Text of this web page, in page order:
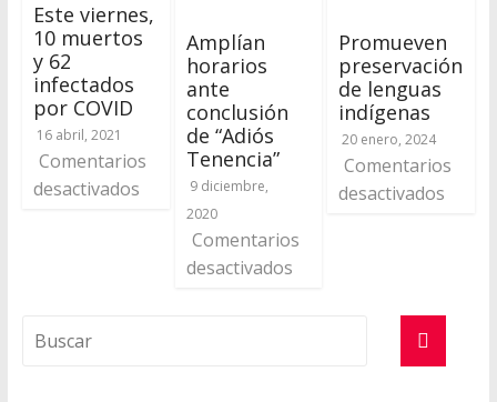
Este viernes,
10 muertos
y 62
infectados
por COVID
16 abril, 2021
Comentarios
desactivados
Amplían
horarios
ante
conclusión
de “Adiós
Tenencia”
9 diciembre,
2020
Comentarios
desactivados
Promueven
preservación
de lenguas
indígenas
20 enero, 2024
Comentarios
desactivados